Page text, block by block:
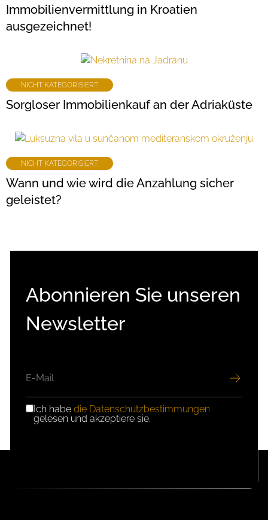
Immobilienvermittlung in Kroatien
ausgezeichnet!
NICHT KATEGORISIERT
Sorgloser Immobilienkauf an der Adriaküste
NICHT KATEGORISIERT
Wann und wie wird die Anzahlung sicher
geleistet?
Abonnieren Sie unseren
Newsletter
MAIL
DSGVO-
EINWILLIGUNG
Ich habe die Datenschutzbestimmungen
gelesen und akzeptiere sie.